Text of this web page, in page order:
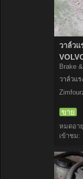
วาล์วแ
Brake
วาล์วแ
ขาย
หมดอา
เข้าชม: